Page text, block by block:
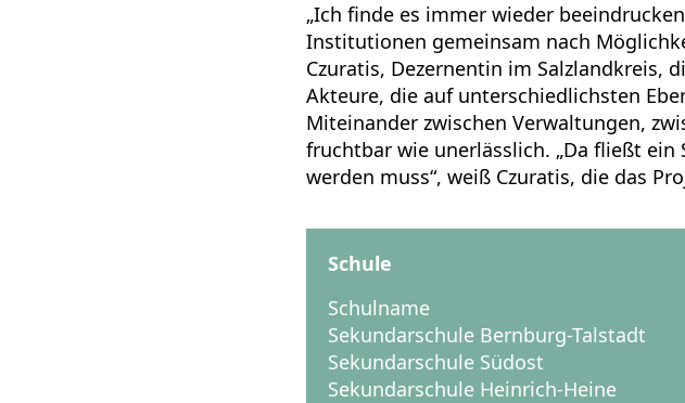
„Ich finde es immer wieder
Institutionen gemeinsam nach
Czuratis, Dezernentin im Salzlandkreis,
Akteure, die auf unterschiedlichsten
Miteinander zwischen Verwaltungen,
fruchtbar wie unerlässlich. „Da fließt
werden muss“, weiß Czuratis, die das
Schule
Schulname
Sekundarschule Bernburg-Talstadt
Sekundarschule Südost
Sekundarschule Heinrich-Heine